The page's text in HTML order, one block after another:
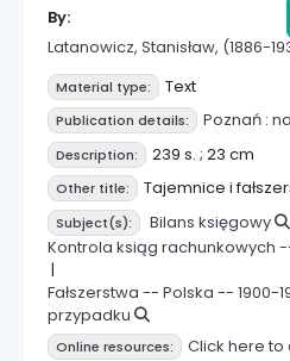
By:
Latanowicz, Stanisław, (1886-
Material type: Text
Publication details: Poznań :
Description: 239 s. ; 23 cm
Other title: Tajemnice i
Subject(s): Bilans księgowy
Kontrola ksiąg rachunkowych
Fałszerstwa -- Polska -- 1900-
przypadku
Online resources: Click here